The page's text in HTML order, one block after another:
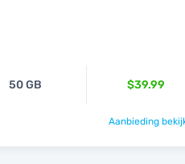
50 GB $39.99
Aanbieding